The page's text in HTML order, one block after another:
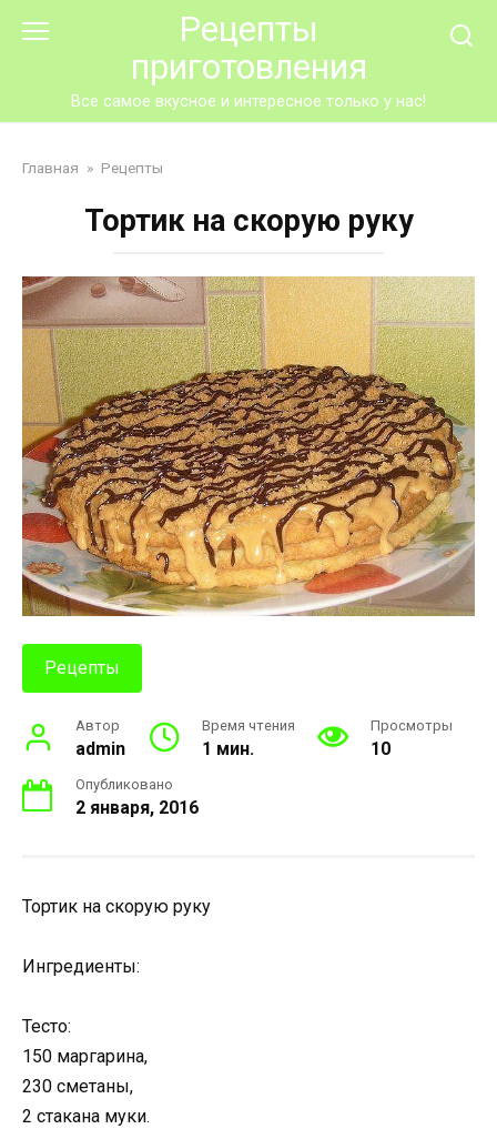
Рецепты
приготовления
Все самое вкусное и интересное только у нас!
Главная » Рецепты
Тортик на скорую руку
Рецепты
Автор
admin
Время чтения
1 мин.
Просмотры
10
Опубликовано
2 января, 2016
Тортик на скорую руку
Ингредиенты:
Тесто:
150 маргарина,
230 сметаны,
2 стакана муки.